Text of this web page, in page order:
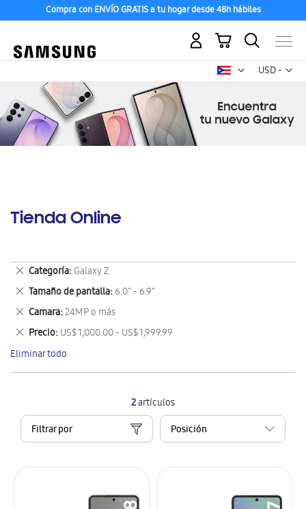
Compra con ENVÍO GRATIS a tu hogar desde 48h hábiles
USD -
dólar
Mi carrito
Tienda Online
2artículos
Filtrar por
Categoría Galaxy Z
Eliminar
este
artículo
Tamaño de pantalla 6.0" - 6.9"
Eliminar
este
artículo
Camara 24MP o más
Eliminar
este
artículo
Precio US$ 1,000.00 - US$ 1,999.99
Eliminar
este
artículo
Eliminar todo